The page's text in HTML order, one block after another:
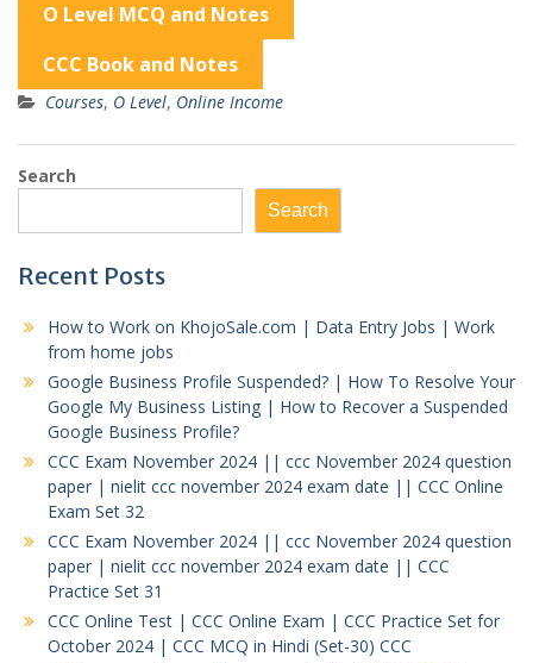
O Level MCQ and Notes
CCC Book and Notes
Courses, O Level, Online Income
Search
Search
Recent Posts
How to Work on KhojoSale.com | Data Entry Jobs | Work
from home jobs
Google Business Profile Suspended? | How To Resolve Your
Google My Business Listing | How to Recover a Suspended
Google Business Profile?
CCC Exam November 2024 || ccc November 2024 question
paper | nielit ccc november 2024 exam date || CCC Online
Exam Set 32
CCC Exam November 2024 || ccc November 2024 question
paper | nielit ccc november 2024 exam date || CCC
Practice Set 31
CCC Online Test | CCC Online Exam | CCC Practice Set for
October 2024 | CCC MCQ in Hindi (Set-30) CCC